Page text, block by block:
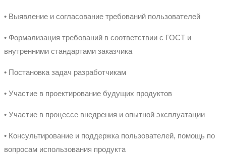
• Выявление и согласование требований пользователей
• Формализация требований в соответствии с ГОСТ и
внутренними стандартами заказчика
• Постановка задач разработчикам
• Участие в проектирование будущих продуктов
• Участие в процессе внедрения и опытной эксплуатации
• Консультирование и поддержка пользователей, помощь по
вопросам использования продукта